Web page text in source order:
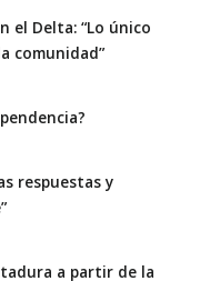
el Delta: “Lo único
comunidad”
respuestas y
a partir de la